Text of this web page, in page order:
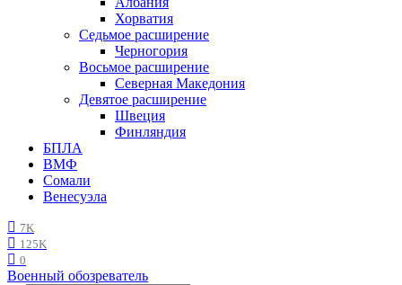
Хорватия
Седьмое расширение
Черногория
Восьмое расширение
Северная Македония
Девятое расширение
Швеция
Финляндия
БПЛА
ВМФ
Сомали
Венесуэла
7K
125K
0
Военный обозреватель